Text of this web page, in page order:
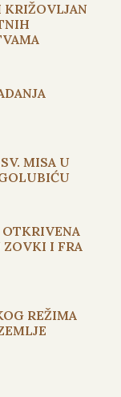
KRIŽOVLJAN
MISA U
OTKRIVENA
ZOVKI I FRA
REŽIMA